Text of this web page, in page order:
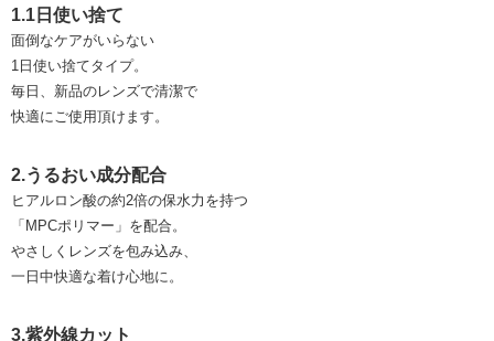
1.1日使い捨て
面倒なケアがいらない
1日使い捨てタイプ。
毎日、新品のレンズで清潔で
快適にご使用頂けます。
2.うるおい成分配合
ヒアルロン酸の約2倍の保水力を持つ
「MPCポリマー」を配合。
やさしくレンズを包み込み、
一日中快適な着け心地に。
3.紫外線カット